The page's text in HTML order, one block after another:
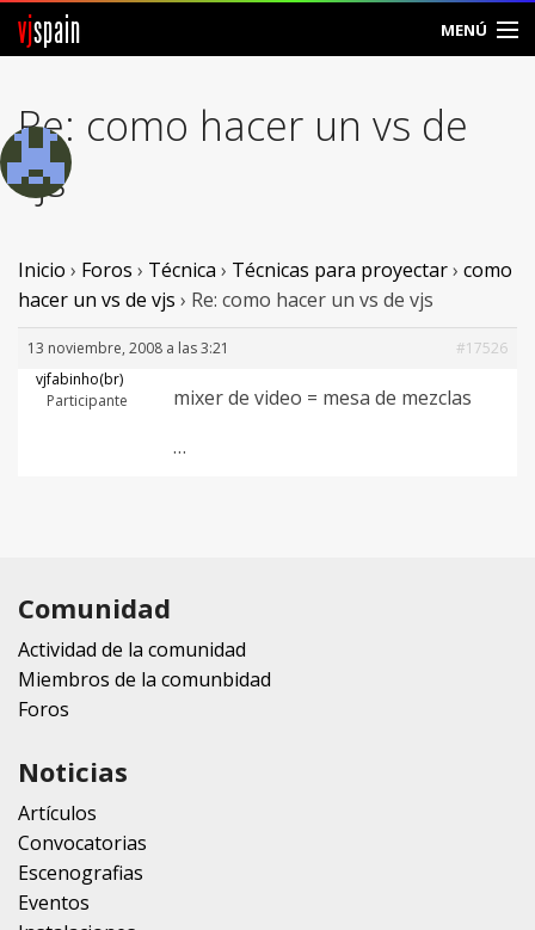
vjspain MENÚ
Foros
Noticias
Vjspain
Ayuda
Contacto
Re: como hacer un vs de
vjs
Inicio › Foros › Técnica › Técnicas para proyectar› como
hacer un vs de vjs › Re: como hacer un vs de vjs
13 noviembre, 2008 a las 3:21
#17526
vjfabinho(br)
Participante
mixer de video = mesa de mezclas
…
Comunidad
Actividad de la comunidad
Miembros de la comunbidad
Foros
Noticias
Artículos
Convocatorias
Escenografias
Eventos